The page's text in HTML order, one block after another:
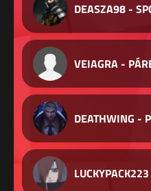
DEASZA98 -
VEIAGRA -
DEATHWING -